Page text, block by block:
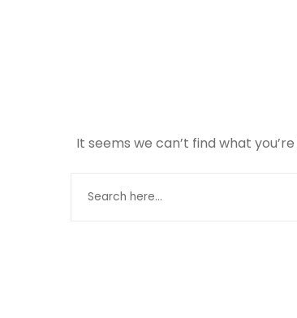
It seems we can’t find what